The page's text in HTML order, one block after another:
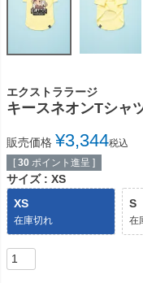
エクストララージ
キースネオンTシャ
販売価格 ¥3,344税込
[ 30 ポイント進呈 ]
サイズ
XS
XS
在庫切れ
S
在